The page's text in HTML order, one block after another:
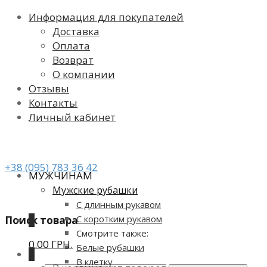
Информация для покупателей
Доставка
Оплата
Возврат
О компании
Отзывы
Контакты
Личный кабинет
+38 (095) 783 36 42
Поиск товара
МУЖЧИНАМ
Мужские рубашки
С длинным рукавом
С коротким рукавом
Смотрите также:
Белые рубашки
В клетку
0.00 ГРН.